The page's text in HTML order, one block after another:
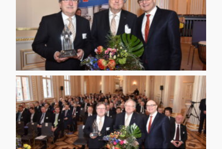
DSC 3412
DSC 3418